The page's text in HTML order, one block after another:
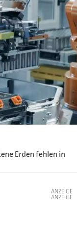
Erden fehlen in
ANZEIGE
ANZEIGE